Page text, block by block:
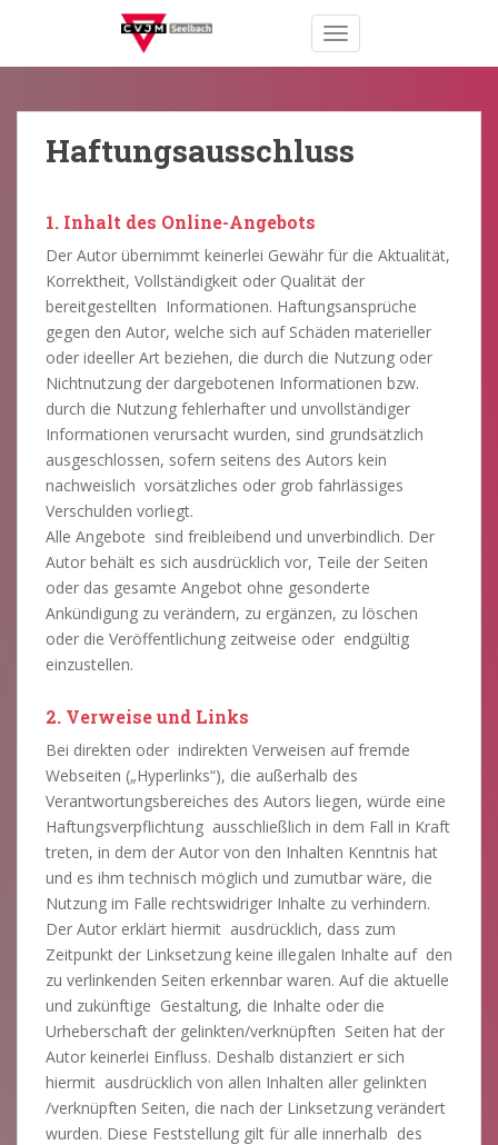
i
TOGGLE NAVIGATION
Haftungsausschluss
1. Inhalt des Online-Angebots
Der Autor übernimmt keinerlei Gewähr für die Aktualität,
Korrektheit, Vollständigkeit oder Qualität der
bereitgestellten Informationen. Haftungsansprüche
gegen den Autor, welche sich auf Schäden materieller
oder ideeller Art beziehen, die durch die Nutzung oder
Nichtnutzung der dargebotenen Informationen bzw.
durch die Nutzung fehlerhafter und unvollständiger
Informationen verursacht wurden, sind grundsätzlich
ausgeschlossen, sofern seitens des Autors kein
nachweislich vorsätzliches oder grob fahrlässiges
Verschulden vorliegt.
Alle Angebote sind freibleibend und unverbindlich. Der
Autor behält es sich ausdrücklich vor, Teile der Seiten
oder das gesamte Angebot ohne gesonderte
Ankündigung zu verändern, zu ergänzen, zu löschen
oder die Veröffentlichung zeitweise oder endgültig
einzustellen.
2. Verweise und Links
Bei direkten oder indirekten Verweisen auf fremde
Webseiten („Hyperlinks“), die außerhalb des
Verantwortungsbereiches des Autors liegen, würde eine
Haftungsverpflichtung ausschließlich in dem Fall in Kraft
treten, in dem der Autor von den Inhalten Kenntnis hat
und es ihm technisch möglich und zumutbar wäre, die
Nutzung im Falle rechtswidriger Inhalte zu verhindern.
Der Autor erklärt hiermit ausdrücklich, dass zum
Zeitpunkt der Linksetzung keine illegalen Inhalte auf den
zu verlinkenden Seiten erkennbar waren. Auf die aktuelle
und zukünftige Gestaltung, die Inhalte oder die
Urheberschaft der gelinkten/verknüpften Seiten hat der
Autor keinerlei Einfluss. Deshalb distanziert er sich
hiermit ausdrücklich von allen Inhalten aller gelinkten
/verknüpften Seiten, die nach der Linksetzung verändert
wurden. Diese Feststellung gilt für alle innerhalb des